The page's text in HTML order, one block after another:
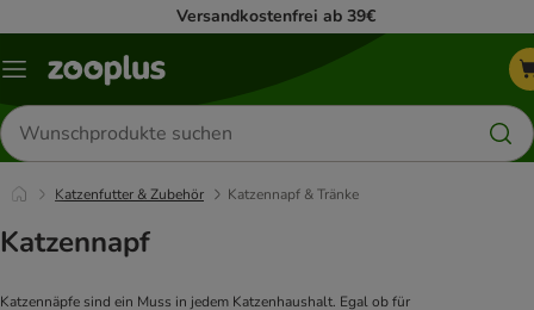
Versandkostenfrei ab 39€
Menü
Produkte
suchen
Katzenfutter & Zubehör Katzennapf & Tränke
Katzennapf